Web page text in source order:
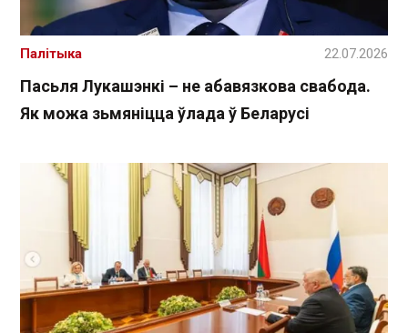
Пасьля Лукашэнкі – не абавязкова свабода.
Як можа зьмяніцца ўлада ў Беларусі
Палітыка 22.07.2026